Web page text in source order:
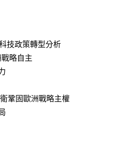
技政策轉型分析
略自主
鞏固歐洲戰略主權